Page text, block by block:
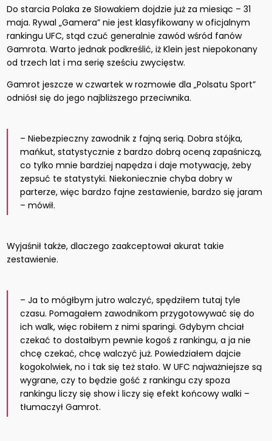
Do starcia Polaka ze Słowakiem dojdzie już za miesiąc – 31
maja. Rywal „Gamera” nie jest klasyfikowany w oficjalnym
rankingu UFC, stąd czuć generalnie zawód wśród fanów
Gamrota. Warto jednak podkreślić, iż Klein jest niepokonany
od trzech lat i ma serię sześciu zwycięstw.
Gamrot jeszcze w czwartek w rozmowie dla „Polsatu Sport”
odniósł się do jego najbliższego przeciwnika.
– Niebezpieczny zawodnik z fajną serią. Dobra stójka,
mańkut, statystycznie z bardzo dobrą oceną zapaśniczą,
co tylko mnie bardziej napędza i daje motywację, żeby
zepsuć te statystyki. Niekoniecznie chyba dobry w
parterze, więc bardzo fajne zestawienie, bardzo się jaram
– mówił.
Wyjaśnił także, dlaczego zaakceptował akurat takie
zestawienie.
– Ja to mógłbym jutro walczyć, spędziłem tutaj tyle
czasu. Pomagałem zawodnikom przygotowywać się do
ich walk, więc robiłem z nimi sparingi. Gdybym chciał
czekać to dostałbym pewnie kogoś z rankingu, a ja nie
chcę czekać, chcę walczyć już. Powiedziałem dajcie
kogokolwiek, no i tak się też stało. W UFC najważniejsze są
wygrane, czy to będzie gość z rankingu czy spoza
rankingu liczy się show i liczy się efekt końcowy walki –
tłumaczył Gamrot.